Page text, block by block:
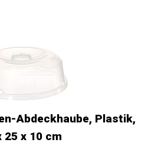
Abdeckhaube, Plastik,
25 x 10 cm